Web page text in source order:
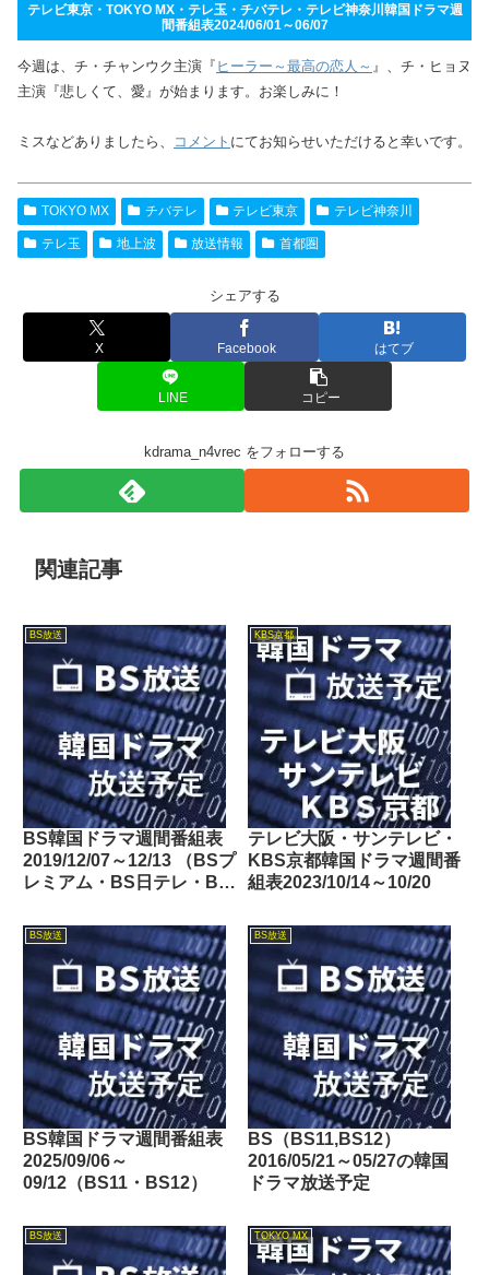
テレビ東京・TOKYO MX・テレ玉・チバテレ・テレビ神奈川韓国ドラマ週
間番組表2024/06/01～06/07
今週は、チ・チャンウク主演『 ヒーラー～最高の恋人～ 』、チ・ヒョヌ
主演『悲しくて、愛』が始まります。お楽しみに！
ミスなどありましたら、 コメント にてお知らせいただけると幸いです。
TOKYO MX チバテレ テレビ東京 テレビ神奈川
テレ玉 地上波 放送情報 首都圏
シェアする
X Facebook はてブ
LINE コピー
kdrama_n4vrec をフォローする
関連記事
BS放送
BS韓国ドラマ週間番組表
2019/12/07～12/13 （BSプ
レミアム・BS日テレ・BS
東・BSフジ）
KBS京都
テレビ大阪・サンテレビ・
KBS京都韓国ドラマ週間番
組表2023/10/14～10/20
BS放送
BS韓国ドラマ週間番組表
2025/09/06～
09/12（BS11・BS12）
BS放送
BS（BS11,BS12）
2016/05/21～05/27の韓国
ドラマ放送予定
BS放送 TOKYO MX